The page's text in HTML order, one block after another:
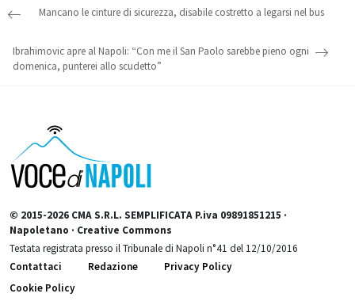
Post navigation
Mancano le cinture di sicurezza, disabile costretto a legarsi nel bus
Ibrahimovic apre al Napoli: “Con me il San Paolo sarebbe pieno ogni
domenica, punterei allo scudetto”
© 2015-2026 CMA S.R.L. SEMPLIFICATA P.iva 09891851215 ·
Napoletano · Creative Commons
Testata registrata presso il Tribunale di Napoli n°41 del 12/10/2016
Contattaci
Redazione
Privacy Policy
Cookie Policy